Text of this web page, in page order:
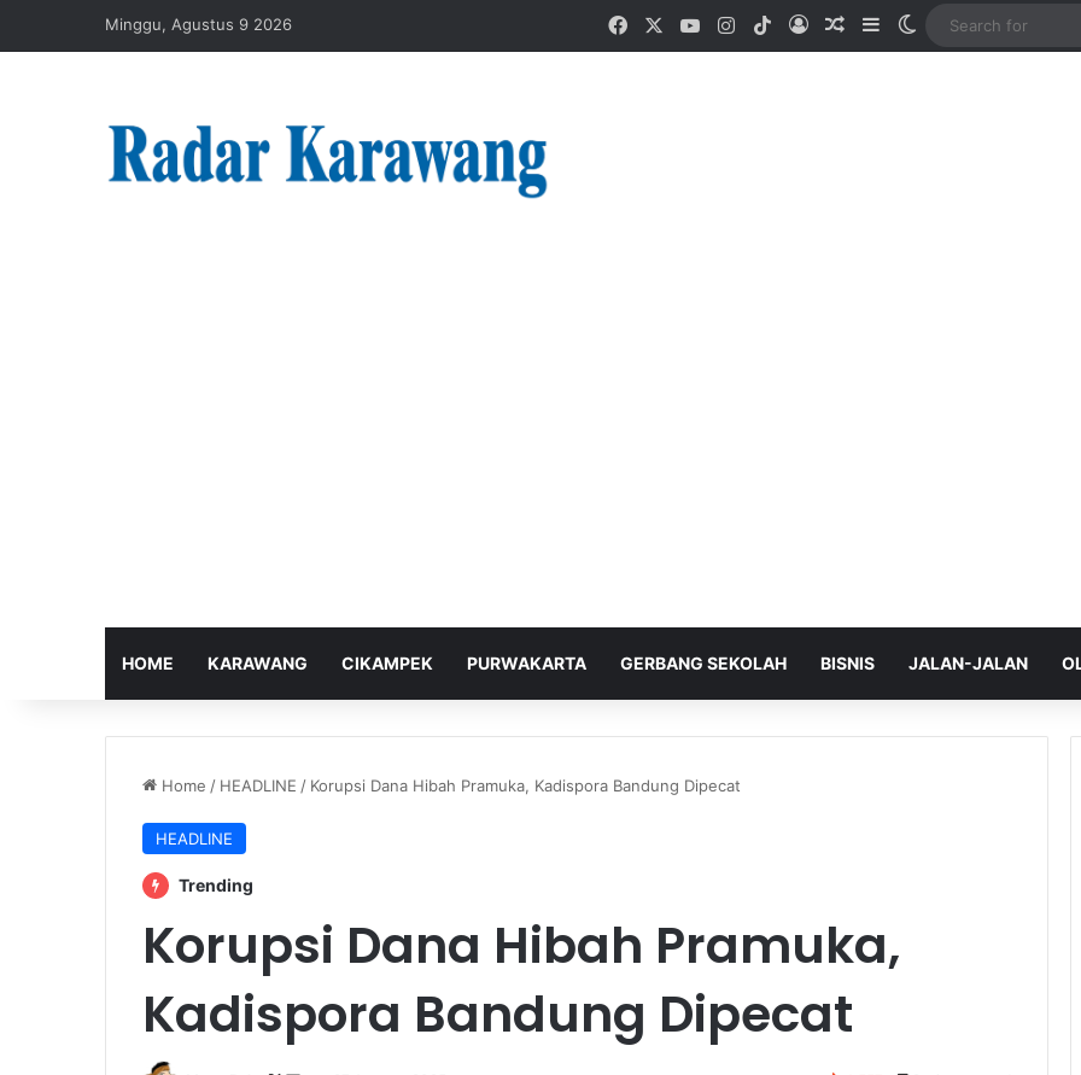
Minggu, Agustus 9 2026 FacebookYouTubeInstagram
TikTokLog InRandom Article
SidebarSwitch skin
HOME KARAWANG CIKAMPEK PURWAKARTA GERBANG SEKOLAH BISNIS JALAN-JALAN
Home / HEADLINE / Korupsi Dana Hibah Pramuka, Kadispora Bandung Dipecat
HEADLINE
Trending
Korupsi Dana Hibah Pramuka,
Kadispora Bandung Dipecat